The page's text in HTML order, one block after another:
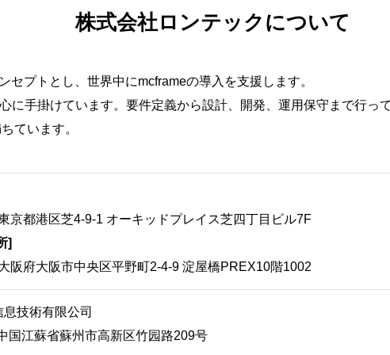
株式会社ロンテックについて
セプトとし、世界中にmcframeの導入を支援します。
に手掛けています。要件定義から設計、開発、運用保守まで行って
ています。
京都港区芝4-9-1 オーキッドプレイス芝四丁目ビル7F
]
阪府大阪市中央区平野町2-4-9 淀屋橋PREX10階1002
技術有限公司
江蘇省蘇州市高新区竹园路209号